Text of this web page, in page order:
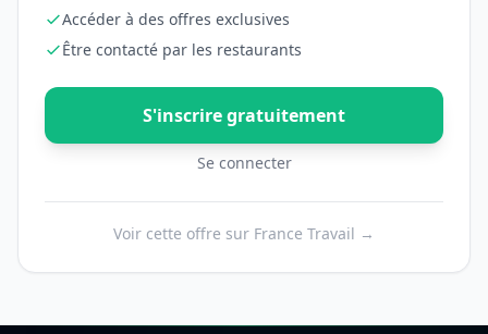
Accéder à des offres exclusives
Être contacté par les restaurants
S'inscrire gratuitement
Se connecter
Voir cette offre sur France Travail →